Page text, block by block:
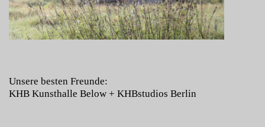
Unsere besten Freunde:
KHB Kunsthalle Below + KHBstudios Berlin